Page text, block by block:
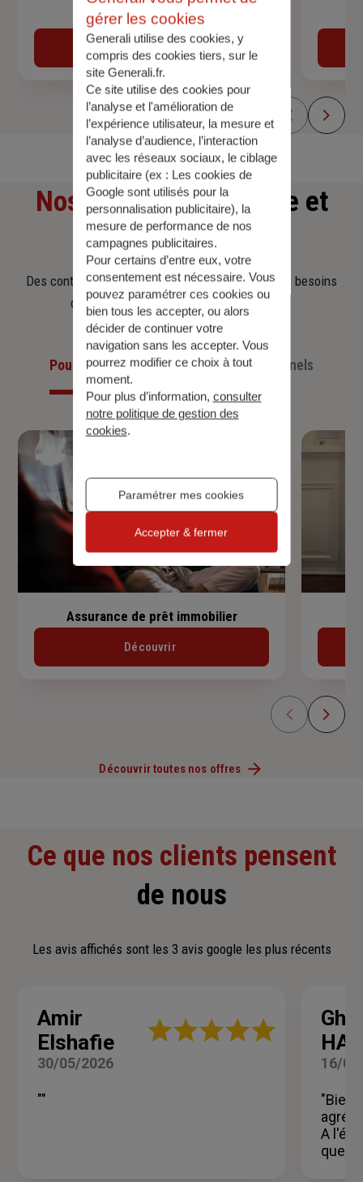
Devis assurance auto
Obtenir une estimation
Nos offresd'assurance et
d'épargne
Des contrats clairs et flexibles pour sécuriser vos besoins
d’aujourd’hui et anticiper ceux de demain.
Pour les particuliersPour les professionnels
Assurance de prêt immobilier
Découvrir
Découvrir toutes nos offres
Ce que nos clients pensent
de nous
Les avis affichés sont les 3 avis google les plus récents
Amir
Elshafie
Note
30/05/2026
""
16/
"Bien
A
gérer les cookies
Generali utilise des cookies, y
compris des cookies tiers, sur le
site Generali.fr.
Ce site utilise des cookies pour
l’analyse et l'amélioration de
l’expérience utilisateur, la mesure et
l’analyse d’audience, l’interaction
avec les réseaux sociaux, le ciblage
publicitaire (ex : Les cookies de
Google sont utilisés pour la
personnalisation publicitaire), la
mesure de performance de nos
campagnes publicitaires.
Pour certains d’entre eux, votre
consentement est nécessaire. Vous
pouvez paramétrer ces cookies ou
bien tous les accepter, ou alors
décider de continuer votre
navigation sans les accepter. Vous
pourrez modifier ce choix à tout
moment.
Pour plus d’information, consulter
notre politique de gestion des
cookies.
Paramétrer mes cookies
Accepter & fermer